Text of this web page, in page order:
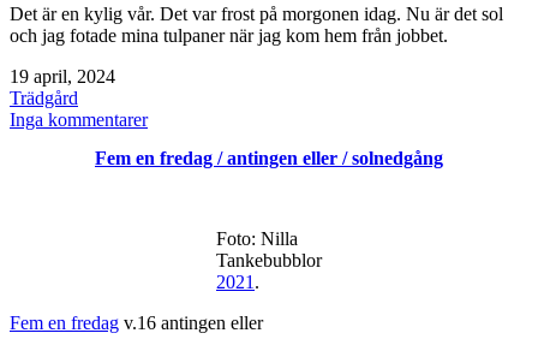
Det är en kylig vår. Det var frost på morgonen idag. Nu är det sol
och jag fotade mina tulpaner när jag kom hem från jobbet.
Publicerat
den
19 april, 2024
Kategoriserat
som
Trädgård
Inga kommentarertill
Fem en fredag / antingen eller / solnedgång
Foto: Nilla
Tankebubblor
2021 .
Fem en fredag v.16 antingen eller